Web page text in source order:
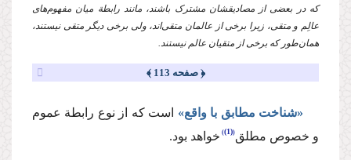
که در بعضی از مصادیقشان مشترک باشند، مانند رابطة میان مفهوم‌های
عالِم و متقی، زیرا برخی از عالمان متقی‌اند، ولی برخی دیگر متقی نیستند،
همان‌طور که برخی از متقیان عالم نیستند.
﴿ صفحه 113 ﴾
«شناخت مطابق با واقع» است که از نوع رابطة عموم
و خصوص مطلق (1) خواهد بود.